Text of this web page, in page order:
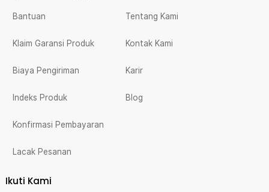
Bantuan
Klaim Garansi Produk
Biaya Pengiriman
Indeks Produk
Konfirmasi Pembayaran
Lacak Pesanan
Tentang Kami
Kontak Kami
Karir
Blog
Ikuti Kami